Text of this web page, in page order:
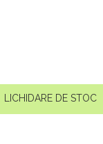
LICHIDARE DE STOC